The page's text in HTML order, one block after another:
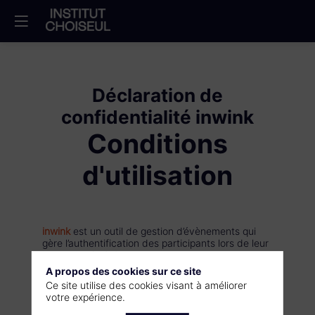
Déclaration de
confidentialité inwink
Conditions
d'utilisation
inwink est un outil de gestion d’évènements qui
gère l’authentification des participants lors de leur
inscription à l’évènement.
La collecte de certaines données à caractère
personnel par le système d’authentification inwink
est nécessaire pour permettre à l’utilisateur de
A propos des cookies sur ce site
Ce site utilise des cookies visant à améliorer
votre expérience.